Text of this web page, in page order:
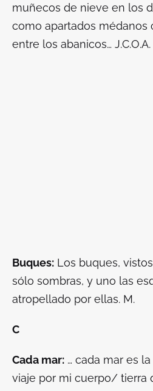
muñecos de nieve en los
como apartados médanos
entre los abanicos… J.C.O.A.
Buques: Los buques,
sólo sombras, y uno las
atropellado por ellas. M.
C
Cada mar: … cada mar es
viaje por mi cuerpo/ tierra